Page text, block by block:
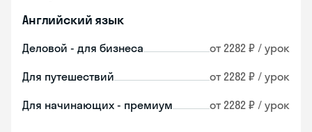
Английский язык
Деловой - для бизнеса от 2282 ₽ / урок
Для путешествий от 2282 ₽ / урок
Для начинающих - премиум от 2282 ₽ / урок